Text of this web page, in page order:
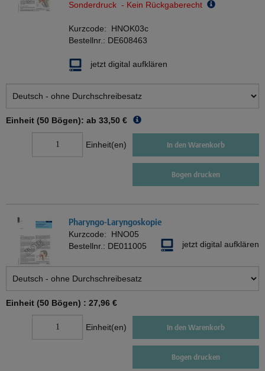
Sonderdruck - Kein Rückgaberecht
Kurzcode: HNOK03c
Bestellnr.: DE608463
jetzt digital aufklären
Einheit (50 Bögen): ab 33,50 €
Einheit(en) In den Warenkorb
Bogen drucken
Pharyngo-Laryngoskopie
Kurzcode: HNO05
Bestellnr.: DE011005 jetzt digital aufklären
Einheit (50 Bögen) : 27,96 €
Einheit(en) In den Warenkorb
Bogen drucken